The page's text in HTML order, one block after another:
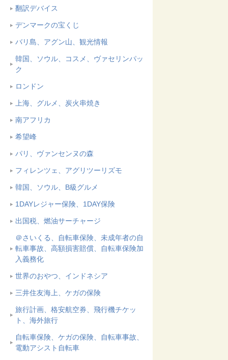
翻訳デバイス
デンマークの宝くじ
バリ島、アグン山、観光情報
韓国、ソウル、コスメ、ヴァセリンパッ
ク
ロンドン
上海、グルメ、炭火串焼き
南アフリカ
希望峰
パリ、ヴァンセンヌの森
フィレンツェ、アグリツーリズモ
韓国、ソウル、B級グルメ
1DAYレジャー保険、1DAY保険
出国税、燃油サーチャージ
＠さいくる、自転車保険、未成年者の自
転車事故、高額損害賠償、自転車保険加
入義務化
世界のおやつ、インドネシア
三井住友海上、ケガの保険
旅行計画、格安航空券、飛行機チケッ
ト、海外旅行
自転車保険、ケガの保険、自転車事故、
電動アシスト自転車